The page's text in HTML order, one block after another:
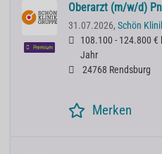
Premium
Oberarzt (m/w/d)
31.07.2026, Schön
108.100 - 124.800
Jahr
24768 Rendsburg
Merken